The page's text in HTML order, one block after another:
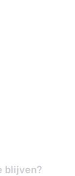
blijven?